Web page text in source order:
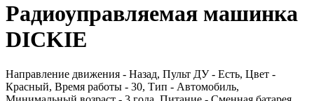
Радиоуправляемая машинка
DICKIE
Направление движения - Назад, Пульт ДУ - Есть, Цвет -
Красный, Время работы - 30, Тип - Автомобиль,